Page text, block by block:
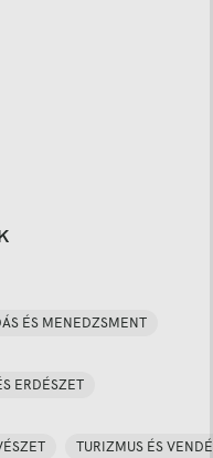
ÉS MENEDZSMENT
ERDÉSZET
TURIZMUS ÉS